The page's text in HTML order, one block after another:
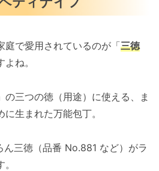
庭で愛用されているのが「三徳
よね。
の三つの徳（用途）に使える、ま
生まれた万能包丁。
ん三徳（品番 No.881 など）がラ